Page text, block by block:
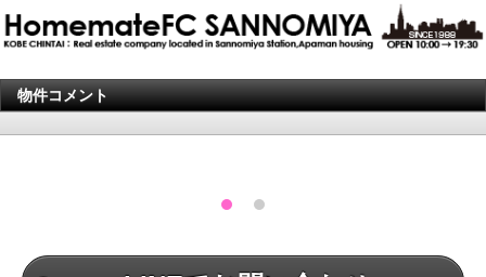
物件コメント